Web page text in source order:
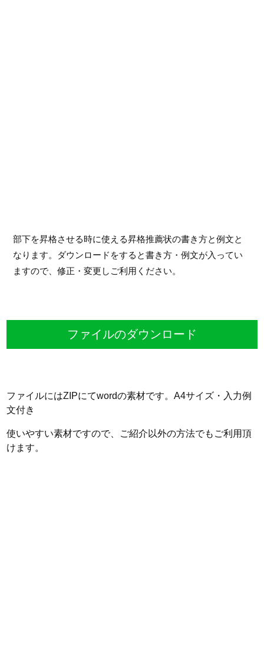
部下を昇格させる時に使える昇格推薦状の書き方と例文と
なります。ダウンロードをすると書き方・例文が入ってい
ますので、修正・変更しご利用ください。
ファイルのダウンロード
ファイルにはZIPにてwordの素材です。A4サイズ・入力例
文付き
使いやすい素材ですので、ご紹介以外の方法でもご利用頂
けます。